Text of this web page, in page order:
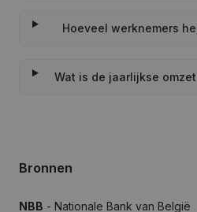
Hoeveel werknemers
Wat is de jaarlijkse
Bronnen
NBB - Nationale Bank van België